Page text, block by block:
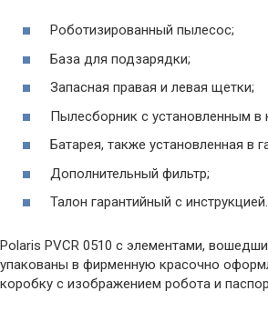
Роботизированный пылесос;
База для подзарядки;
Запасная правая и левая щетки;
Пылесборник с установленным в
Батарея, также установленная в
Дополнительный фильтр;
Талон гарантийный с инструкцией.
Polaris PVCR 0510 с элементами,
упакованы в фирменную красочно
коробку с изображением робота и